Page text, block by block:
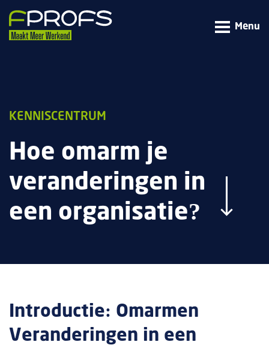
Menu
KENNISCENTRUM
Hoe omarm je
veranderingen in
een organisatie?
Introductie: Omarmen
Veranderingen in een